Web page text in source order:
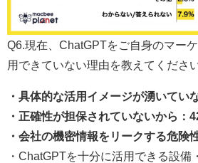
Q6.現在、ChatGPTをご自身のマー
用できていない理由を教えてくださ
・具体的な活用イメージが湧いてい
・正確性が担保されていないから：
・会社の機密情報をリークする危険
・ChatGPTを十分に活用できる設備